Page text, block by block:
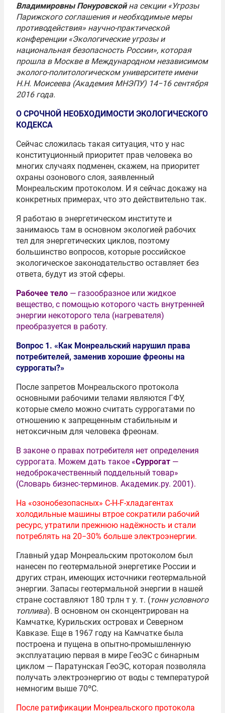
Владимировны Понуровскойна секции «Угрозы
Парижского соглашения и необходимые меры
противодействия» научно-практической
конференции «Экологические угрозы и
национальная безопасность России», которая
прошла в Москве в Международном независимом
эколого-политологическом университете имени
Н.Н. Моисеева (Академия МНЭПУ) 14−16 сентября
2016 года.
О СРОЧНОЙ НЕОБХОДИМОСТИ ЭКОЛОГИЧЕСКОГО
КОДЕКСА
Сейчас сложилась такая ситуация, что у нас
конституционный приоритет прав человека во
многих случаях подменен, скажем, на приоритет
охраны озонового слоя, заявленный
Монреальским протоколом. И я сейчас докажу на
конкретных примерах, что это действительно так.
Я работаю в энергетическом институте и
занимаюсь там в основном экологией рабочих
тел для энергетических циклов, поэтому
большинство вопросов, которые российское
экологическое законодательство оставляет без
ответа, будут из этой сферы.
Рабочее тело — газообразное или жидкое
вещество, с помощью которого часть внутренней
энергии некоторого тела (нагревателя)
преобразуется в работу.
Вопрос 1. «Как Монреальский нарушил права
потребителей, заменив хорошие фреоны на
суррогаты?»
После запретов Монреальского протокола
основными рабочими телами являются ГФУ,
которые смело можно считать суррогатами по
отношению к запрещенным стабильным и
нетоксичным для человека фреонам.
В законе о правах потребителя нет определения
суррогата. Можем дать такое «Суррогат —
недоброкачественный поддельный товар»
(Словарь бизнес-терминов. Академик.ру. 2001).
На «озонобезопасных» С-Н-F-хладагентах
холодильные машины втрое сократили рабочий
ресурс, утратили прежнюю надёжность и стали
потреблять на 20−30% больше электроэнергии.
Главный удар Монреальским протоколом был
нанесен по геотермальной энергетике России и
других стран, имеющих источники геотермальной
энергии. Запасы геотермальной энергии в нашей
стране составляют 180 трлн т у. т. (тонн условного
топлива). В основном он сконцентрирован на
Камчатке, Курильских островах и Северном
Кавказе. Еще в 1967 году на Камчатке была
построена и пущена в опытно-промышленную
эксплуатацию первая в мире ГеоЭС с бинарным
циклом — Паратунская ГеоЭС, которая позволяла
получать электроэнергию от воды с температурой
немногим выше 70ºС.
После ратификации Монреальского протокола